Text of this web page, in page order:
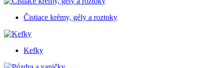
Čistiace krémy, gély a roztoky
Kefky